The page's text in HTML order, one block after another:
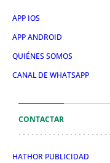
APP IOS
APP ANDROID
QUIÉNES SOMOS
CANAL DE WHATSAPP
CONTACTAR
HATHOR PUBLICIDAD